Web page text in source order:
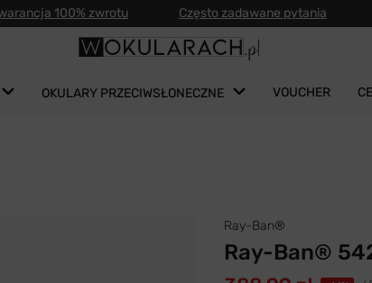
100% zwrotu Często zadawane pytania
OKULARY PRZECIWSŁONECZNE VOUCHER
Ray-Ban®
Ray-Ban®